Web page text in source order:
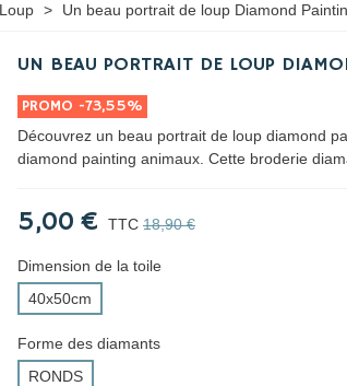
> Un beau portrait de loup Diamond
UN BEAU PORTRAIT DE LOUP
PROMO -73,55%
Découvrez un beau portrait de loup diamond
diamond painting animaux. Cette broderie
5,00 € TTC 18,90 €
Dimension de la toile
40x50cm
Forme des diamants
RONDS